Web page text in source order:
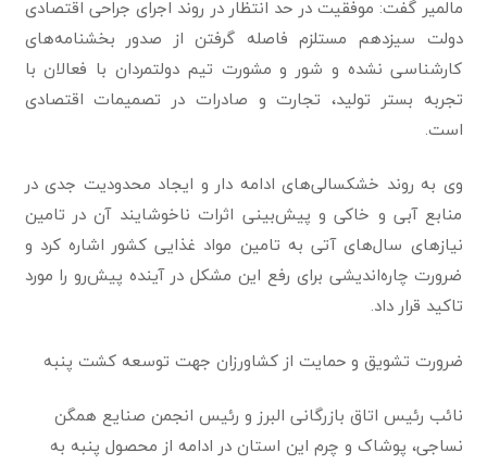
مالمیر گفت: موفقیت در حد انتظار در روند اجرای جراحی اقتصادی
دولت سیزدهم مستلزم فاصله گرفتن از صدور بخشنامه‌های
کارشناسی نشده و شور و مشورت تیم دولتمردان با فعالان با
تجربه بستر تولید، تجارت و صادرات در تصمیمات اقتصادی
است.
وی به روند خشکسالی‌های ادامه دار و ایجاد محدودیت جدی در
منابع آبی و خاکی و پیش‌بینی اثرات ناخوشایند آن در تامین
نیازهای سال‌های آتی به تامین مواد غذایی کشور اشاره کرد و
ضرورت چاره‌اندیشی برای رفع این مشکل در آینده پیش‌رو را مورد
تاکید قرار داد.
ضرورت تشویق و حمایت از کشاورزان جهت توسعه کشت پنبه
نائب رئیس اتاق بازرگانی البرز و رئیس انجمن صنایع همگن
نساجی، پوشاک و چرم این استان در ادامه از محصول پنبه به